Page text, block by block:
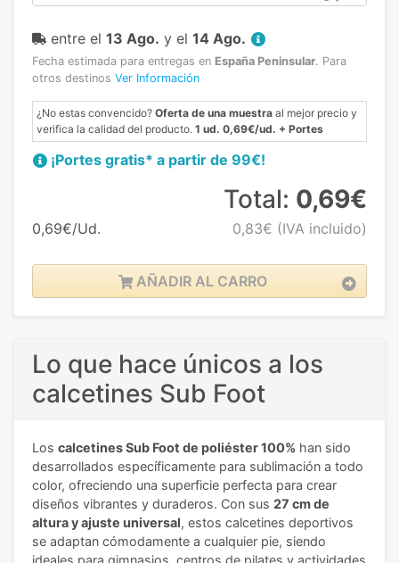
entre el 13 Ago. y el 14 Ago.
Fecha estimada para entregas en España Peninsular. Para
otros destinos Ver Información
¿No estas convencido? Oferta de una muestra al mejor precio y
verifica la calidad del producto. 1 ud. 0,69€/ud. + Portes
¡Portes gratis* a partir de 99€!
0,69€/Ud.
Total: 0,69€
0,83€ (IVA incluido)
AÑADIR AL CARRO
Lo que hace únicos a los
calcetines Sub Foot
Los calcetines Sub Foot de poliéster 100% han sido
desarrollados específicamente para sublimación a todo
color, ofreciendo una superficie perfecta para crear
diseños vibrantes y duraderos. Con sus 27 cm de
altura y ajuste universal, estos calcetines deportivos
se adaptan cómodamente a cualquier pie, siendo